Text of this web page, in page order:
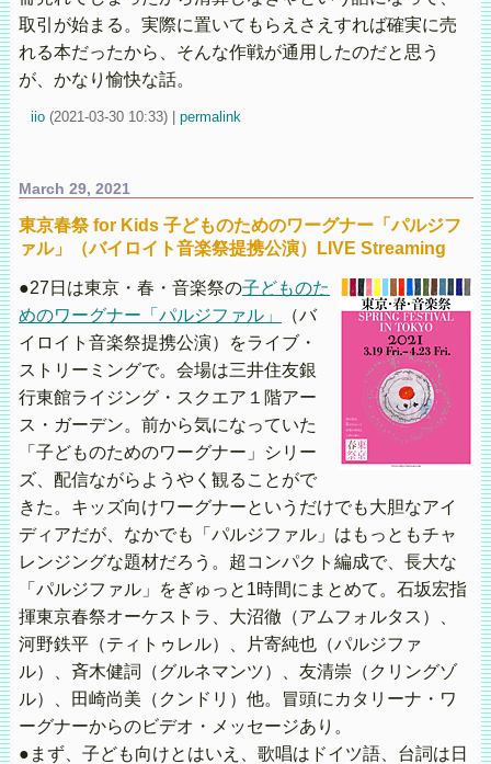
取引が始まる。実際に置いてもらえさえすれば確実に売
れる本だったから、そんな作戦が通用したのだと思う
が、かなり愉快な話。
iio (2021-03-30 10:33) permalink
March 29, 2021
東京春祭 for Kids 子どものためのワーグナー「パルジフ
ァル」（バイロイト音楽祭提携公演）LIVE Streaming
●27日は東京・春・音楽祭の子どものた
めのワーグナー「パルジファル」
（バ
イロイト音楽祭提携公演）をライブ・
ストリーミングで。会場は三井住友銀
行東館ライジング・スクエア１階アー
ス・ガーデン。前から気になっていた
「子どものためのワーグナー」シリー
ズ、配信ながらようやく観ることがで
きた。キッズ向けワーグナーというだけでも大胆なアイ
ディアだが、なかでも「パルジファル」はもっともチャ
レンジングな題材だろう。超コンパクト編成で、長大な
「パルジファル」をぎゅっと1時間にまとめて。石坂宏指
揮東京春祭オーケストラ、大沼徹（アムフォルタス）、
河野鉄平（ティトゥレル）、片寄純也（パルジファ
ル）、斉木健詞（グルネマンツ）、友清崇（クリングゾ
ル）、田崎尚美（クンドリ）他。冒頭にカタリーナ・ワ
ーグナーからのビデオ・メッセージあり。
●まず、子ども向けとはいえ、歌唱はドイツ語、台詞は日